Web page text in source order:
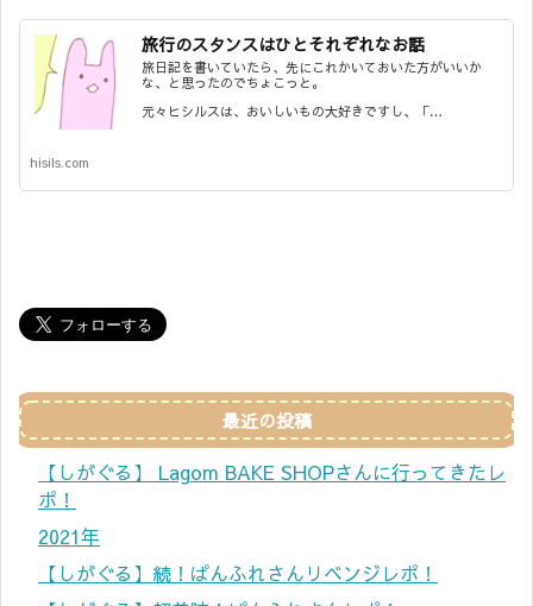
旅行のスタンスはひとそれぞれなお話
旅日記を書いていたら、先にこれかいておいた方がいいか
な、と思ったのでちょこっと。
元々ヒシルスは、おいしいもの大好きですし、「…
hisils.com
最近の投稿
【しがぐる】 Lagom BAKE SHOPさんに行ってきたレ
ポ！
2021年
【しがぐる】続！ぱんふれさんリベンジレポ！